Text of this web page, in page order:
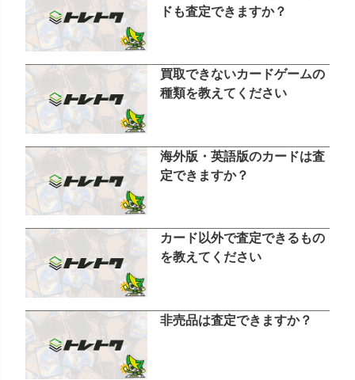
ドも査定できますか？
買取できないカードゲームの
種類を教えてください
海外版・英語版のカードは査
定できますか？
カード以外で査定できるもの
を教えてください
非売品は査定できますか？